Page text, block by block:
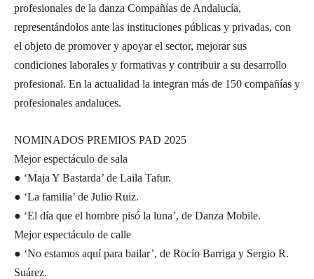
profesionales de la danza Compañías de Andalucía,
representándolos ante las instituciones públicas y privadas, con
el objeto de promover y apoyar el sector, mejorar sus
condiciones laborales y formativas y contribuir a su desarrollo
profesional. En la actualidad la integran más de 150 compañías y
profesionales andaluces.
NOMINADOS PREMIOS PAD 2025
Mejor espectáculo de sala
● ‘Maja Y Bastarda’ de Laila Tafur.
● ‘La familia’ de Julio Ruiz.
● ‘El día que el hombre pisó la luna’, de Danza Mobile.
Mejor espectáculo de calle
● ‘No estamos aquí para bailar’, de Rocío Barriga y Sergio R.
Suárez.